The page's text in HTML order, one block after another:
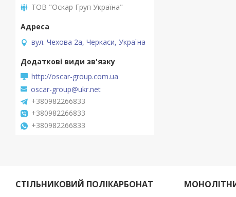
ТОВ "Оскар Груп Україна"
вул. Чехова 2а, Черкаси, Україна
http://oscar-group.com.ua
oscar-group@ukr.net
+380982266833
+380982266833
+380982266833
СТІЛЬНИКОВИЙ ПОЛІКАРБОНАТ